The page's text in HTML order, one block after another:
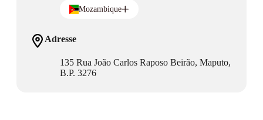
Mozambique
Adresse
135 Rua João Carlos Raposo Beirão, Maputo,
B.P. 3276